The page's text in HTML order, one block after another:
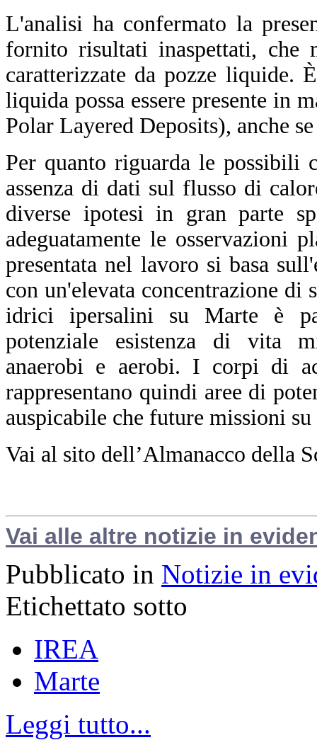
L'analisi ha confermato la
fornito risultati inaspettati, che
caratterizzate da pozze liquide.
liquida possa essere presente in
Polar Layered Deposits), anche
Per quanto riguarda le possibili
assenza di dati sul flusso di
diverse ipotesi in gran parte
adeguatamente le osservazioni
presentata nel lavoro si basa
con un'elevata concentrazione
idrici ipersalini su Marte è
potenziale esistenza di vita
anaerobi e aerobi. I corpi di
rappresentano quindi aree di
auspicabile che future missioni
Vai al sito dell’Almanacco della
Vai alle altre notizie in
Pubblicato in Notizie in
Etichettato sotto
IREA
Marte
Leggi tutto...